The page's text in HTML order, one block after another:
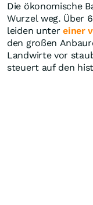
Die ökonomische
Wurzel weg. Über
leiden untereiner
den großen
Landwirte vor
steuert auf den